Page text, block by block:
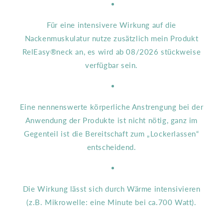
Für eine intensivere Wirkung auf die
Nackenmuskulatur nutze zusätzlich mein Produkt
RelEasy®neck an, es wird ab 08/2026 stückweise
verfügbar sein.
Eine nennenswerte körperliche Anstrengung bei der
Anwendung der Produkte ist nicht nötig, ganz im
Gegenteil ist die Bereitschaft zum „Lockerlassen“
entscheidend.
Die Wirkung lässt sich durch Wärme intensivieren
(z.B. Mikrowelle: eine Minute bei ca.700 Watt).